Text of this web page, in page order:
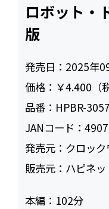
ロボット・
版
発売日： 2025年
価格： ￥4.400（
品番： HPBR-3057
JANコード：
発売元： クロッ
販売元： ハピネ
本編： 102